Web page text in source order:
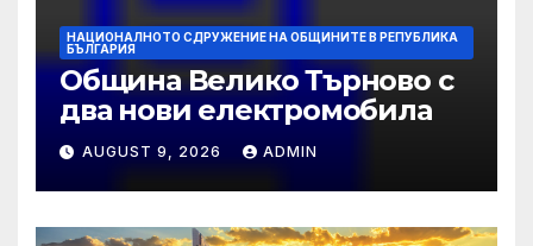
НАЦИОНАЛНОТО СДРУЖЕНИЕ НА ОБЩИНИТЕ В РЕПУБЛИКА
БЪЛГАРИЯ
Община Велико Търново с
два нови електромобила
AUGUST 9, 2026 ADMIN